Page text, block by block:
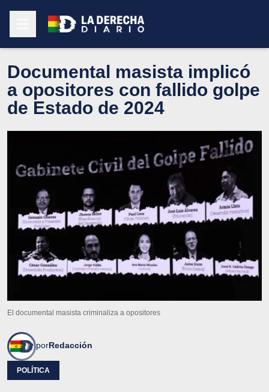
Documental masista implicó
a opositores con fallido golpe
de Estado de 2024
El documental masista criminaliza a opositores
porRedacción
POLÍTICA